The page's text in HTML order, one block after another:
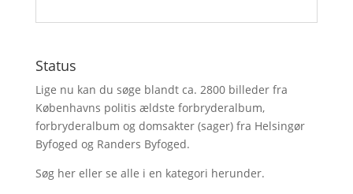
Status
Lige nu kan du søge blandt ca. 2800 billeder fra
Københavns politis ældste forbryderalbum,
forbryderalbum og domsakter (sager) fra Helsingør
Byfoged og Randers Byfoged.
Søg hereller se alle i en kategori herunder.